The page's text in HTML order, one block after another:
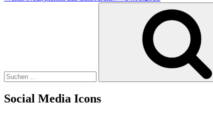
Social Media Icons